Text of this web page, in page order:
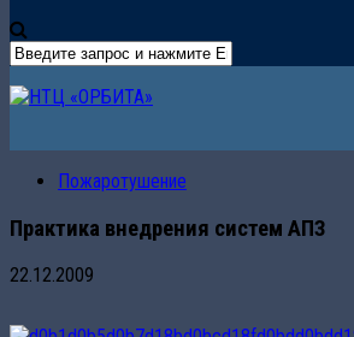
Пожаротушение
Практика внедрения систем АПЗ
22.12.2009